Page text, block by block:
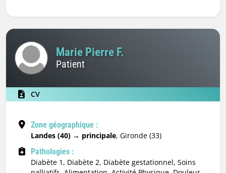
Marie Pierre F.
Patient
CV
Zone géographique :
Landes (40) → principale, Gironde (33)
Pathologies :
Diabète 1, Diabète 2, Diabète gestationnel, Soins